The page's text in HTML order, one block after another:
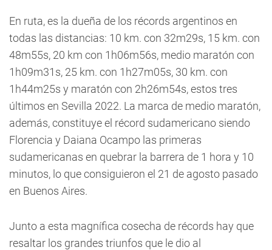
En ruta, es la dueña de los récords argentinos en
todas las distancias: 10 km. con 32m29s, 15 km. con
48m55s, 20 km con 1h06m56s, medio maratón con
1h09m31s, 25 km. con 1h27m05s, 30 km. con
1h44m25s y maratón con 2h26m54s, estos tres
últimos en Sevilla 2022. La marca de medio maratón,
además, constituye el récord sudamericano siendo
Florencia y Daiana Ocampo las primeras
sudamericanas en quebrar la barrera de 1 hora y 10
minutos, lo que consiguieron el 21 de agosto pasado
en Buenos Aires.
Junto a esta magnífica cosecha de récords hay que
resaltar los grandes triunfos que le dio al